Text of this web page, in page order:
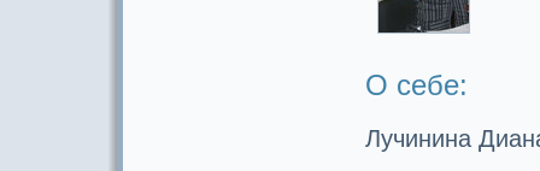
О себе:
Лучинина